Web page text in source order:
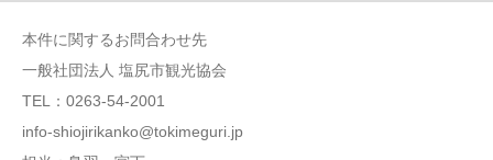
本件に関するお問合わせ先
一般社団法人 塩尻市観光協会
TEL：0263-54-2001
info-shiojirikanko@tokimeguri.jp